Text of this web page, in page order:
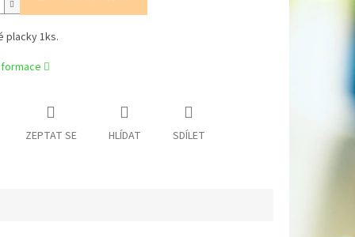
placky 1ks.
ZEPTAT SE HLÍDAT SDÍLET